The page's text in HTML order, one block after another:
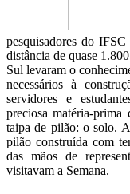
pesquisadores do
distância de quase
Sul levaram o
necessários à
servidores e
preciosa matéria-
taipa de pilão: o solo.
pilão construída com
das mãos de
visitavam a Semana.